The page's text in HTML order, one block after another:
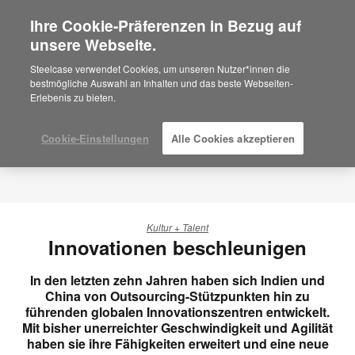
Are you in United States?
Would you like to see Products we sell in
your region?
Americas
Español
Kultur + Talent
Innovationen beschleunigen
In den letzten zehn Jahren haben sich Indien und
China von Outsourcing-Stützpunkten hin zu
führenden globalen Innovationszentren entwickelt.
Mit bisher unerreichter Geschwindigkeit und Agilität
haben sie ihre Fähigkeiten erweitert und eine neue
Ihre Cookie-Präferenzen in Bezug auf
unsere Webseite.
Steelcase verwendet Cookies, um unseren Nutzer*innen die
bestmögliche Auswahl an Inhalten und das beste Webseiten-
Erlebenis zu bieten.
Cookie-Einstellungen Alle Cookies akzeptieren